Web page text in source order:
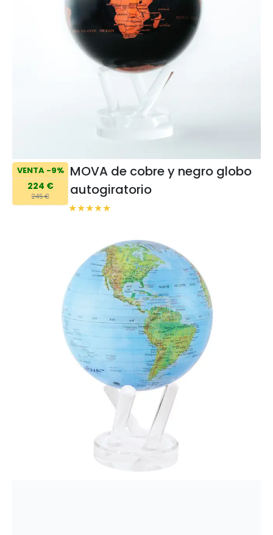
VENTA -9%
224 €
245 €
MOVA de cobre y negro globo
autogiratorio